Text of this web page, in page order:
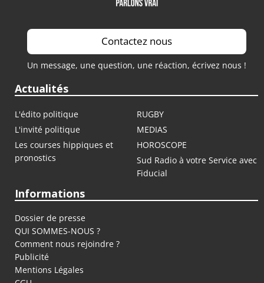
Contactez nous
Un message, une question, une réaction, écrivez nous !
Actualités
L'édito politique
RUGBY
L'invité politique
MEDIAS
Les courses hippiques et
pronostics
HOROSCOPE
Sud Radio à votre Service avec
Fiducial
Informations
Dossier de presse
QUI SOMMES-NOUS ?
Comment nous rejoindre ?
Publicité
Mentions Légales